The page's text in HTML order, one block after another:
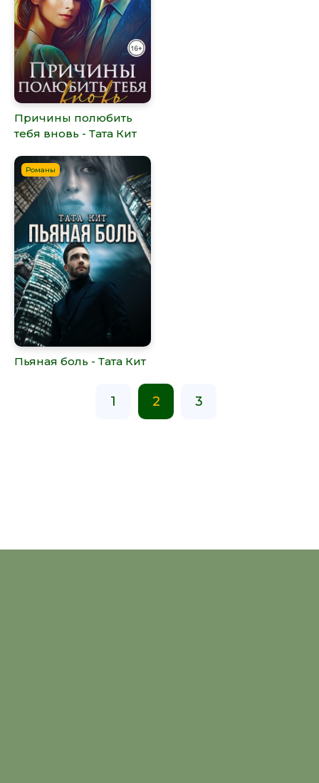
Причины полюбить
тебя вновь - Тата Кит
Романы
Пьяная боль - Тата Кит
1 2 3